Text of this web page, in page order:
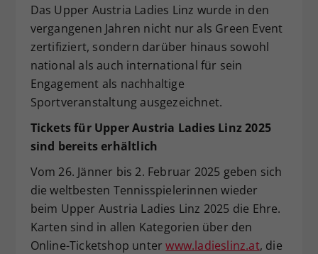
Das Upper Austria Ladies Linz wurde in den
vergangenen Jahren nicht nur als Green Event
zertifiziert, sondern darüber hinaus sowohl
national als auch international für sein
Engagement als nachhaltige
Sportveranstaltung ausgezeichnet.
Tickets für Upper Austria Ladies Linz 2025
sind bereits erhältlich
Vom 26. Jänner bis 2. Februar 2025 geben sich
die weltbesten Tennisspielerinnen wieder
beim Upper Austria Ladies Linz 2025 die Ehre.
Karten sind in allen Kategorien über den
Online-Ticketshop unterwww.ladieslinz.at, die